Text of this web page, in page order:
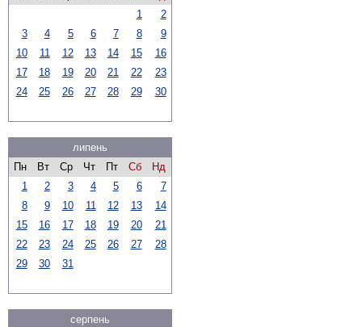
1
2
3
4 5 6 7 8
9
10
11 12 13 14 15
16
17
18 19 20 21 22
23
24
25 26 27 28 29 30
липень
Пн
Вт Ср Чт Пт Сб
Нд
1
2 3 4 5 6
7
8
9 10 11 12 13
14
15
16 17 18 19 20
21
22
23 24 25 26 27
28
29
30 31
серпень